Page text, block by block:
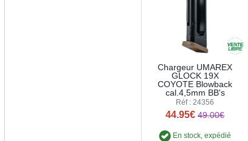
Chargeur UMAREX
GLOCK 19X
COYOTE Blowback
cal.4,5mm BB's
Réf : 24356
44.95€ 49.00€
En stock, expédié